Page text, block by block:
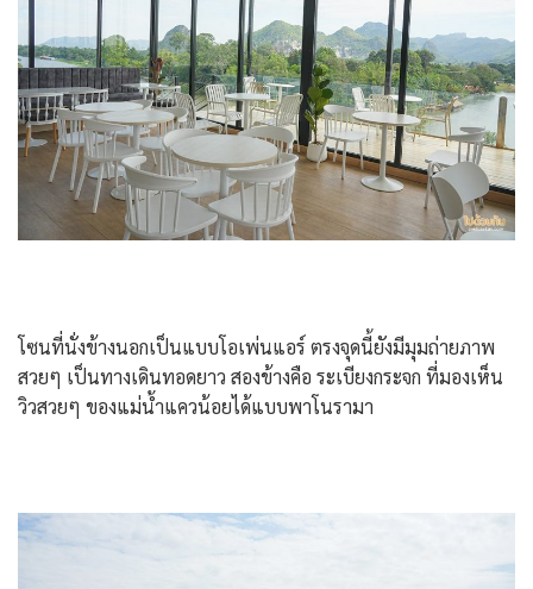
โซนที่นั่งข้างนอกเป็นแบบโอเพ่นแอร์ ตรงจุดนี้ยังมีมุมถ่ายภาพ
สวยๆ เป็นทางเดินทอดยาว สองข้างคือ ระเบียงกระจก ที่มองเห็น
วิวสวยๆ ของแม่น้ำแควน้อยได้แบบพาโนรามา